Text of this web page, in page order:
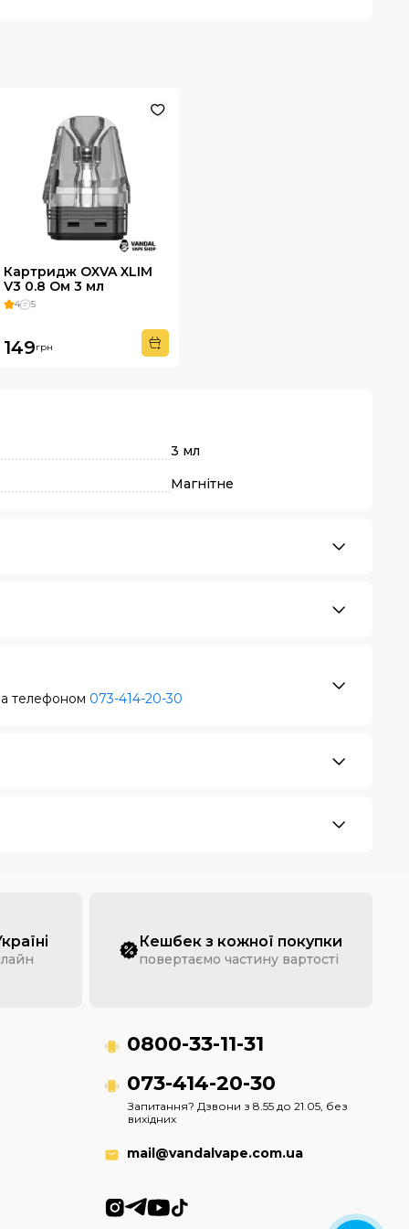
Картридж OXVA XLIM
V3 0.8 Ом 3 мл
4 5
149грн
3 мл
Магнітне
телефоном 073-414-20-30
Кешбек з кожної покупки
повертаємо частину вартості
0800-33-11-31
073-414-20-30
Запитання? Дзвони з 8.55 до 21.05, без
вихідних
mail@vandalvape.com.ua